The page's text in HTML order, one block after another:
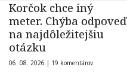
Korčok chce iný
meter. Chýba odpoveď
na najdôležitejšiu
otázku
06. 08. 2026 | 19 komentárov